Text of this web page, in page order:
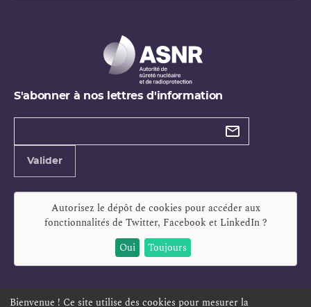
S'abonner à nos lettres d'information
Types de
Valider
Autorisez le dépôt de cookies pour accéder aux
fonctionnalités de Twitter, Facebook et LinkedIn?
Oui
Toujours
Bienvenue ! Ce site utilise des cookies pour mesurer la